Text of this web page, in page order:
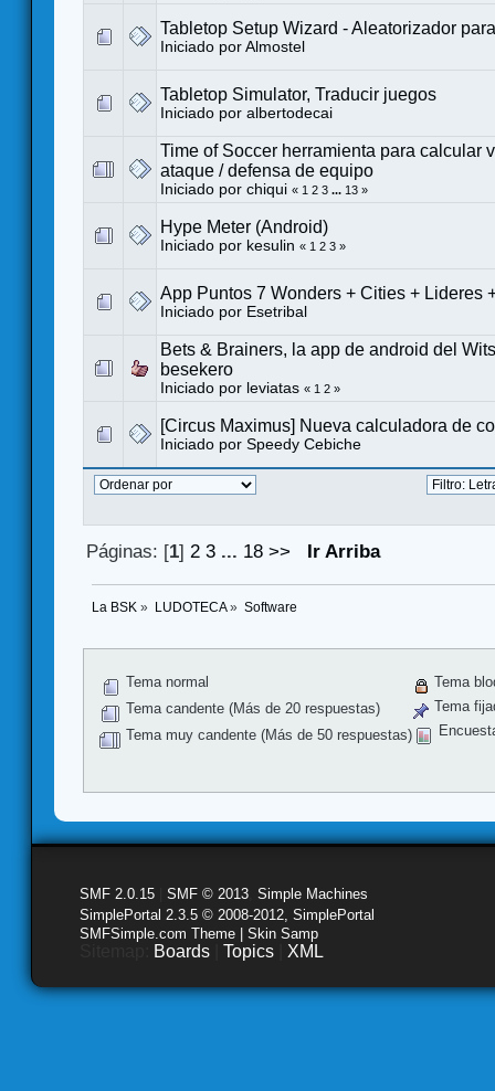
Tabletop Setup Wizard - Aleatorizador
Iniciado por Almostel
Tabletop Simulator, Traducir juegos
Iniciado por albertodecai
Time of Soccer herramienta para calcular
ataque / defensa de equipo
Iniciado por chiqui « 1 2 3 ... 13 »
Hype Meter (Android)
Iniciado por kesulin « 1 2 3 »
App Puntos 7 Wonders + Cities + Lideres
Iniciado por Esetribal
Bets & Brainers, la app de android del
besekero
Iniciado por leviatas « 1 2 »
[Circus Maximus] Nueva calculadora de
Iniciado por Speedy Cebiche
Páginas: [1] 2 3 ... 18 >> Ir Arriba
La BSK » LUDOTECA» Software
Tema normal
Tema candente (Más de 20 respuestas)
Tema muy candente (Más de 50 respuestas)
Tema
Tema
SMF 2.0.15 SMF © 2013 Simple Machines
SimplePortal 2.3.5 © 2008-2012, SimplePortal
SMFSimple.com Theme | Skin Samp
Boards Topics XML